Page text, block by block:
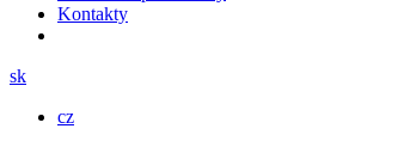
Kontakty
sk
cz